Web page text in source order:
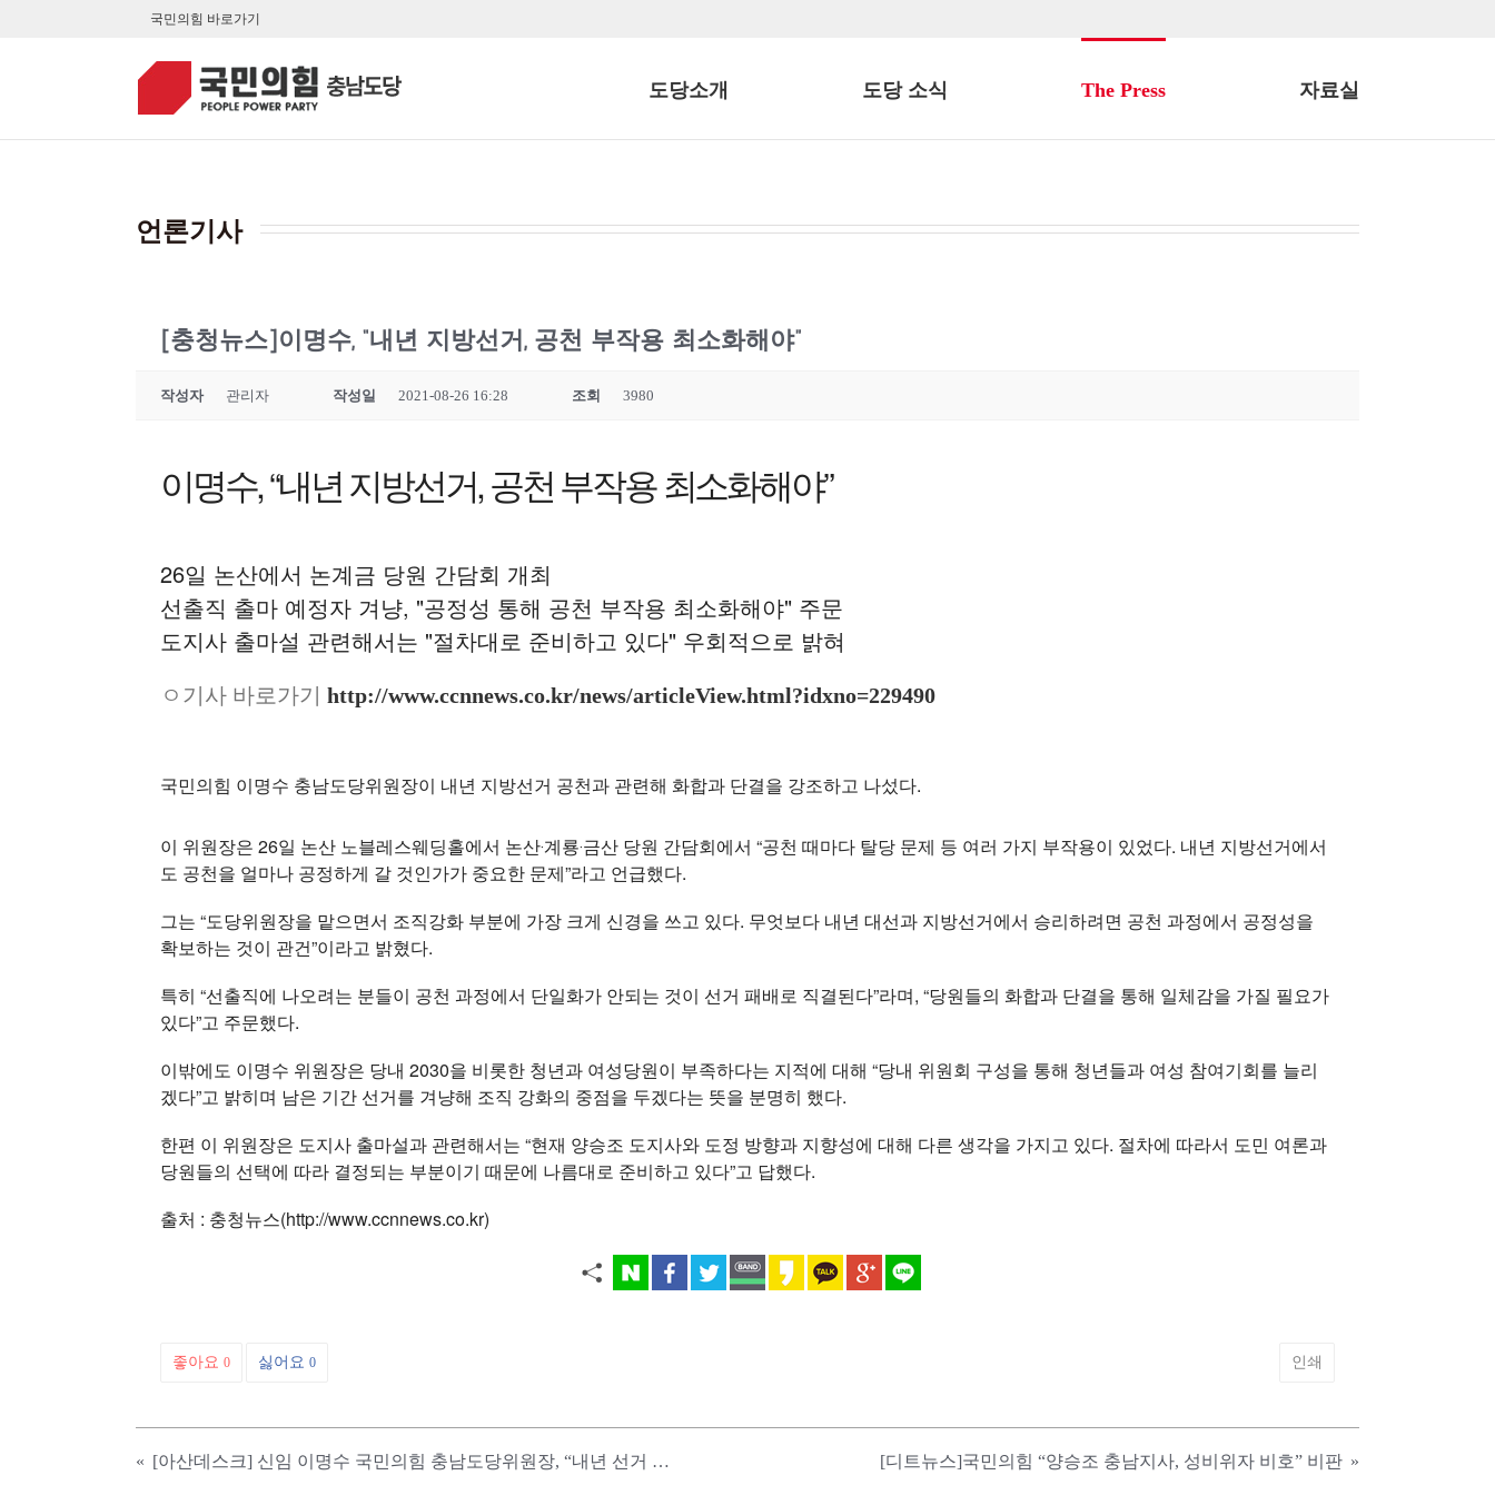
뛰
국민의힘 바로가기
도당소개 도당 소식 The Press 자료실
언론기사
[충청뉴스]이명수, “내년 지방선거, 공천 부작용 최소화해야”
작성자 관리자 작성일 2021-08-26 16:28 조회 3980
이명수, “내년 지방선거, 공천 부작용 최소화해야”
26일 논산에서 논계금 당원 간담회 개최
선출직 출마 예정자 겨냥, "공정성 통해 공천 부작용 최소화해야" 주문
도지사 출마설 관련해서는 "절차대로 준비하고 있다" 우회적으로 밝혀
ㅇ기사 바로가기 http://www.ccnnews.co.kr/news/articleView.html?idxno=229490
국민의힘 이명수 충남도당위원장이 내년 지방선거 공천과 관련해 화합과 단결을 강조하고 나섰다.
이 위원장은 26일 논산 노블레스웨딩홀에서 논산‧계룡‧금산 당원 간담회에서 “공천 때마다 탈당 문제 등 여러 가지 부작용이 있었다. 내년 지방선거에서
도 공천을 얼마나 공정하게 갈 것인가가 중요한 문제”라고 언급했다.
그는 “도당위원장을 맡으면서 조직강화 부분에 가장 크게 신경을 쓰고 있다. 무엇보다 내년 대선과 지방선거에서 승리하려면 공천 과정에서 공정성을
확보하는 것이 관건”이라고 밝혔다.
특히 “선출직에 나오려는 분들이 공천 과정에서 단일화가 안되는 것이 선거 패배로 직결된다”라며, “당원들의 화합과 단결을 통해 일체감을 가질 필요가
있다”고 주문했다.
이밖에도 이명수 위원장은 당내 2030을 비롯한 청년과 여성당원이 부족하다는 지적에 대해 “당내 위원회 구성을 통해 청년들과 여성 참여기회를 늘리
겠다”고 밝히며 남은 기간 선거를 겨냥해 조직 강화의 중점을 두겠다는 뜻을 분명히 했다.
한편 이 위원장은 도지사 출마설과 관련해서는 “현재 양승조 도지사와 도정 방향과 지향성에 대해 다른 생각을 가지고 있다. 절차에 따라서 도민 여론과
당원들의 선택에 따라 결정되는 부분이기 때문에 나름대로 준비하고 있다”고 답했다.
출처 : 충청뉴스(http://www.ccnnews.co.kr)
좋아요 0 싫어요 0 인쇄
« [아산데스크] 신임 이명수 국민의힘 충남도당위원장, “내년 선거 승리 핵심은 ‘정책·공약’” [디트뉴스]국민의힘 “양승조 충남지사, 성비위자 비호” 비판 »